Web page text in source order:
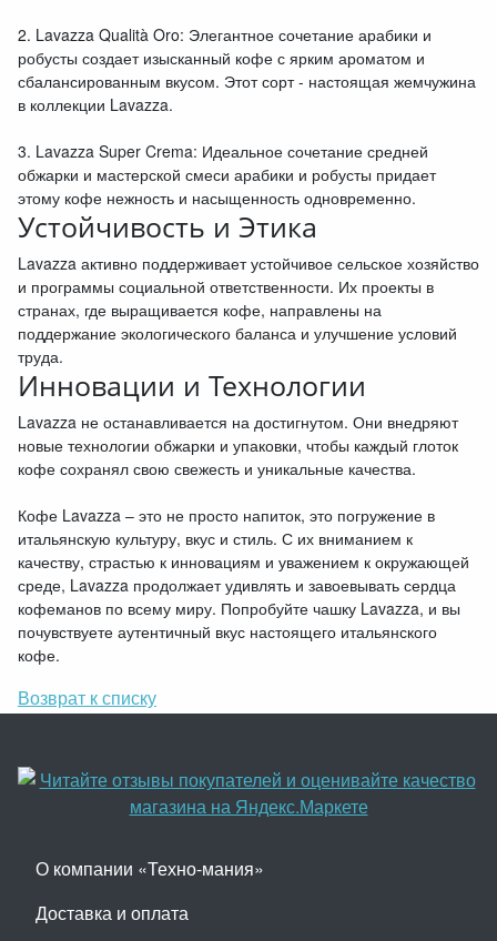
2. Lavazza Qualità Oro: Элегантное сочетание арабики и
робусты создает изысканный кофе с ярким ароматом и
сбалансированным вкусом. Этот сорт - настоящая жемчужина
в коллекции Lavazza.
3. Lavazza Super Crema: Идеальное сочетание средней
обжарки и мастерской смеси арабики и робусты придает
этому кофе нежность и насыщенность одновременно.
Устойчивость и Этика
Lavazza активно поддерживает устойчивое сельское хозяйство
и программы социальной ответственности. Их проекты в
странах, где выращивается кофе, направлены на
поддержание экологического баланса и улучшение условий
труда.
Инновации и Технологии
Lavazza не останавливается на достигнутом. Они внедряют
новые технологии обжарки и упаковки, чтобы каждый глоток
кофе сохранял свою свежесть и уникальные качества.
Кофе Lavazza – это не просто напиток, это погружение в
итальянскую культуру, вкус и стиль. С их вниманием к
качеству, страстью к инновациям и уважением к окружающей
среде, Lavazza продолжает удивлять и завоевывать сердца
кофеманов по всему миру. Попробуйте чашку Lavazza, и вы
почувствуете аутентичный вкус настоящего итальянского
кофе.
Возврат к списку
О компании «Техно-мания»
Доставка и оплата